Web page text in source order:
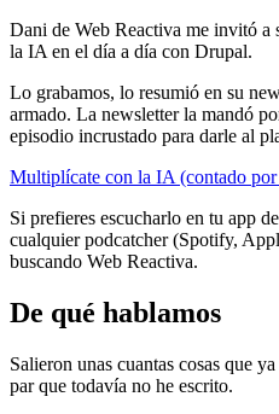
Dani de Web Reactiva me invitó a
la IA en el día a día con Drupal.
Lo grabamos, lo resumió en su
armado. La newsletter la mandó
episodio incrustado para darle al
Multiplícate con la IA (contado por
Si prefieres escucharlo en tu app
cualquier podcatcher (Spotify,
buscando Web Reactiva.
De qué hablamos
Salieron unas cuantas cosas que
par que todavía no he escrito.